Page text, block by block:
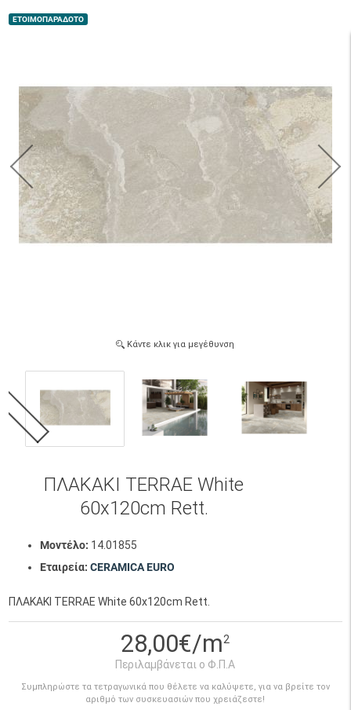
Κάντε κλικ για μεγέθυνση
ΕΤΟΙΜΟΠΑΡΑΔΟΤΟ
ΠΛΑΚΑΚΙ TERRAE White
60x120cm Rett.
Μοντέλο: 14.01855
Εταιρεία: CERAMICA EURO
ΠΛΑΚΑΚΙ TERRAE White 60x120cm Rett.
28,00€/m2
Περιλαμβάνεται ο Φ.Π.Α
Συμπληρώστε τα τετραγωνικά που θέλετε να καλύψετε, για να βρείτε τον
αριθμό των συσκευασιών που χρειάζεστε!